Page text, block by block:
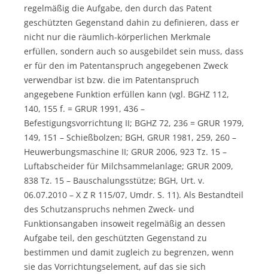
regelmäßig die Aufgabe, den durch das Patent
geschützten Gegenstand dahin zu definieren, dass er
nicht nur die räumlich-körperlichen Merkmale
erfüllen, sondern auch so ausgebildet sein muss, dass
er für den im Patentanspruch angegebenen Zweck
verwendbar ist bzw. die im Patentanspruch
angegebene Funktion erfüllen kann (vgl. BGHZ 112,
140, 155 f. = GRUR 1991, 436 –
Befestigungsvorrichtung II; BGHZ 72, 236 = GRUR 1979,
149, 151 – Schießbolzen; BGH, GRUR 1981, 259, 260 –
Heuwerbungsmaschine II; GRUR 2006, 923 Tz. 15 –
Luftabscheider für Milchsammelanlage; GRUR 2009,
838 Tz. 15 – Bauschalungsstütze; BGH, Urt. v.
06.07.2010 – X Z R 115/07, Umdr. S. 11). Als Bestandteil
des Schutzanspruchs nehmen Zweck- und
Funktionsangaben insoweit regelmäßig an dessen
Aufgabe teil, den geschützten Gegenstand zu
bestimmen und damit zugleich zu begrenzen, wenn
sie das Vorrichtungselement, auf das sie sich